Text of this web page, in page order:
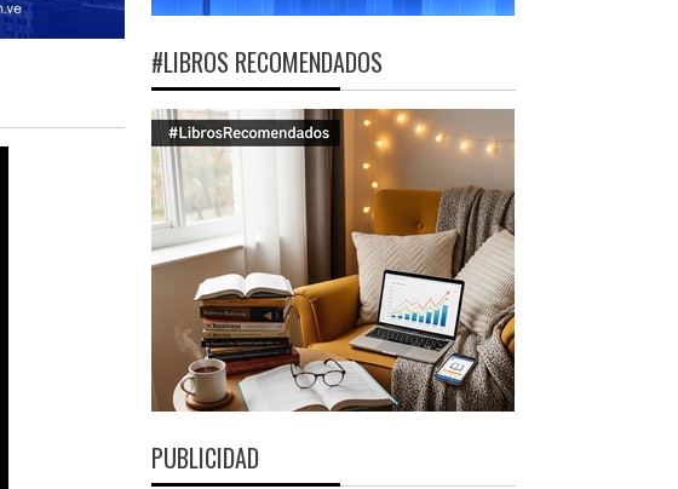
#LIBROS RECOMENDADOS
PUBLICIDAD